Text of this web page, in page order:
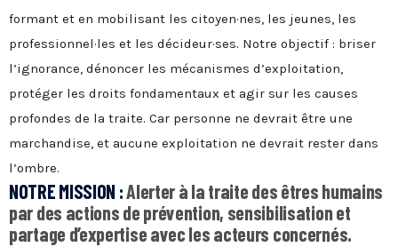
formant et en mobilisant les citoyen·nes, les jeunes, les
professionnel·les et les décideur·ses. Notre objectif : briser
l’ignorance, dénoncer les mécanismes d’exploitation,
protéger les droits fondamentaux et agir sur les causes
profondes de la traite. Car personne ne devrait être une
marchandise, et aucune exploitation ne devrait rester dans
l’ombre.
NOTRE MISSION :Alerter à la traite des êtres humains
par des actions de prévention, sensibilisation et
partage d’expertise avec les acteurs concernés.